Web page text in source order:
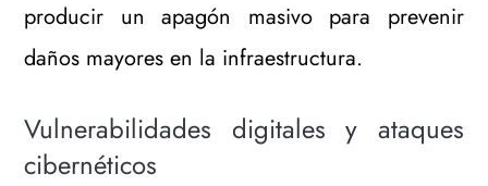
producir un apagón masivo para prevenir
daños mayores en la infraestructura.
Vulnerabilidades digitales y ataques
cibernéticos